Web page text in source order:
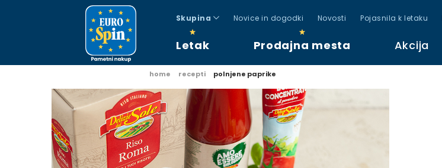
Skupina Novice in dogodki Novosti Pojasnila k letaku
Letak Prodajna mesta Akcija
home recepti polnjene paprike